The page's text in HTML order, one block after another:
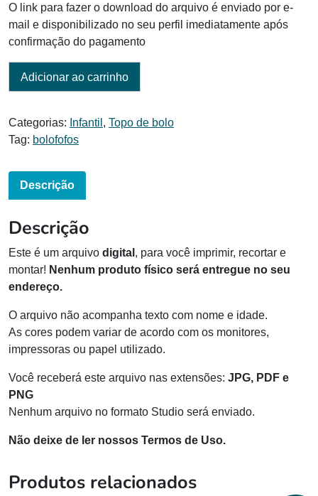
O link para fazer o download do arquivo é enviado por e-
mail e disponibilizado no seu perfil imediatamente após
confirmação do pagamento
Adicionar ao carrinho
Categorias: Infantil , Topo de bolo
Tag: bolofofos
Descrição
Descrição
Este é um arquivo digital , para você imprimir, recortar e
montar! Nenhum produto físico será entregue no seu
endereço.
O arquivo não acompanha texto com nome e idade.
As cores podem variar de acordo com os monitores,
impressoras ou papel utilizado.
Você receberá este arquivo nas extensões: JPG, PDF e
PNG
Nenhum arquivo no formato Studio será enviado.
Não deixe de ler nossos Termos de Uso.
Produtos relacionados